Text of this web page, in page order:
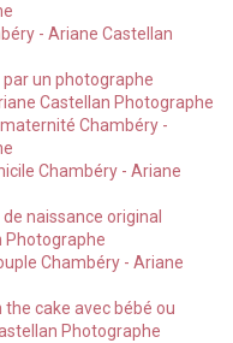
- Ariane Castellan
un photographe
Castellan Photographe
Chambéry -
Chambéry - Ariane
naissance original
Photographe
Chambéry - Ariane
cake avec bébé ou
Photographe